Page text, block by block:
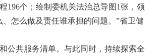
196个；绘制委机关法治总导图1张，领
怎么做及责任谁承担的问题。”省卫健
共服务清单。与此同时，持续探索全